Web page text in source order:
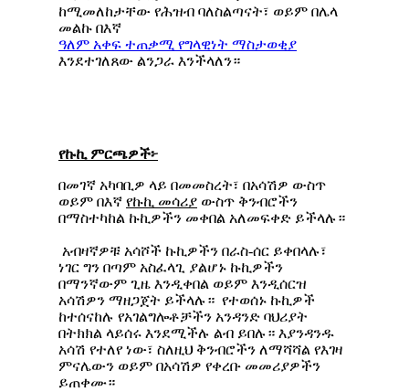
ከሚመለከታቸው የሕዝብ ባለስልጣናት፣ ወይም በሌላ
መልኩ በእኛ
ዓለም አቀፍ ተጠቃሚ የግላዊነት ማስታወቂያ
እንደተገለጸው ልንጋራ እንችላለን።
የኩኪ ምርጫዎች፦
በመገኛ አካባቢዎ ላይ በመመስረት፣ በአሳሽዎ ውስጥ
ወይም በእኛ የኩኪ መሳሪያ ውስጥ ቅንብሮችን
በማስተካከል ኩኪዎችን መቀበል አለመፍቀድ ይችላሉ።
አብዛኛዎቹ አሳሾች ኩኪዎችን በራስ-ሰር ይቀበላሉ፣
ነገር ግን በጣም አስፈላጊ ያልሆኑ ኩኪዎችን
በማንኛውም ጊዜ እንዲቀበል ወይም እንዲሰርዝ
አሳሽዎን ማዘጋጀት ይችላሉ። የተወሰኑ ኩኪዎች
ከተሰናከሉ የአገልግሎቶቻችን አንዳንድ ባህሪያት
በትክክል ላይሰሩ እንደሚችሉ ልብ ይበሉ። እያንዳንዱ
አሳሽ የተለየ ነው፣ ስለዚህ ቅንብሮችን ለማሻሻል የእገዛ
ምናሌውን ወይም በአሳሽዎ የቀረቡ መመሪያዎችን
ይጠቀሙ።